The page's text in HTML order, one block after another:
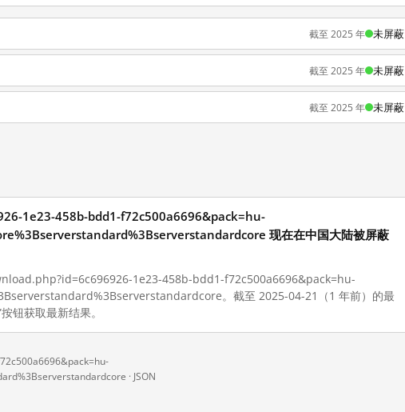
截至 2025 年 未屏蔽
截至 2025 年 未屏蔽
截至 2025 年 未屏蔽
1e23-458b-bdd1-f72c500a6696&pack=hu-
现在在中国大陆被屏蔽
1e23-458b-bdd1-f72c500a6696&pack=hu-
。截至 2025-04-21（1 年前）的最
钮获取最新结果。
· JSON